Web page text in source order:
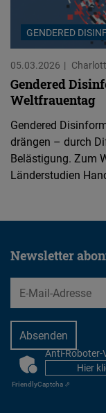
GENDERED
05.03.2026
Gendered
Weltfrauentag
Gendered
drängen – durch
Belästigung. Zum
Länderstudien
Newsletter
EMail
CAPTCHAAnti-Roboter-
Hier
FriendlyCaptcha ⇗